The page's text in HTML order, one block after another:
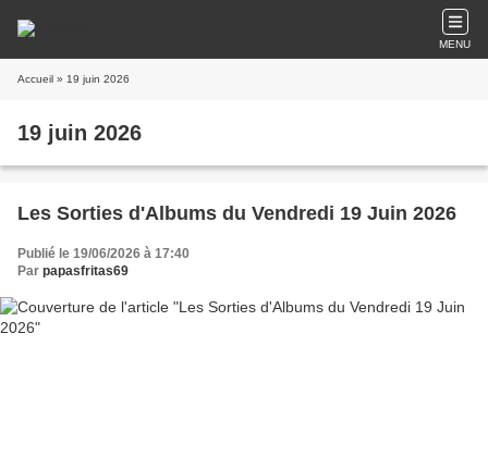
MENU
Accueil » 19 juin 2026
19 juin 2026
Les Sorties d'Albums du Vendredi 19 Juin 2026
Publié le 19/06/2026 à 17:40
Par papasfritas69